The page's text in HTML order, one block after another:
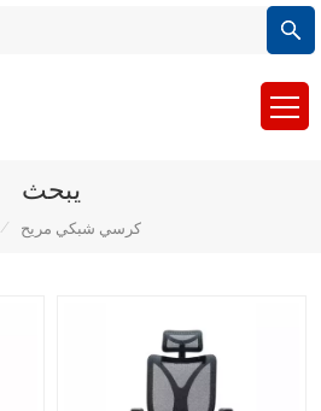
يبحث
/ كرسي شبكي مريح